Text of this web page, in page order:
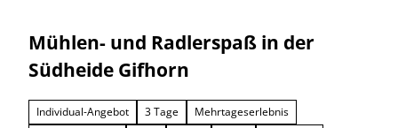
Mühlen- und Radlerspaß in der
Südheide Gifhorn
Individual-Angebot 3 Tage
Mehrtageserlebnis